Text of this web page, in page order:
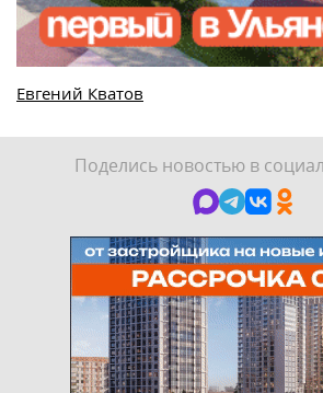
Евгений Кватов
Поделись новостью в